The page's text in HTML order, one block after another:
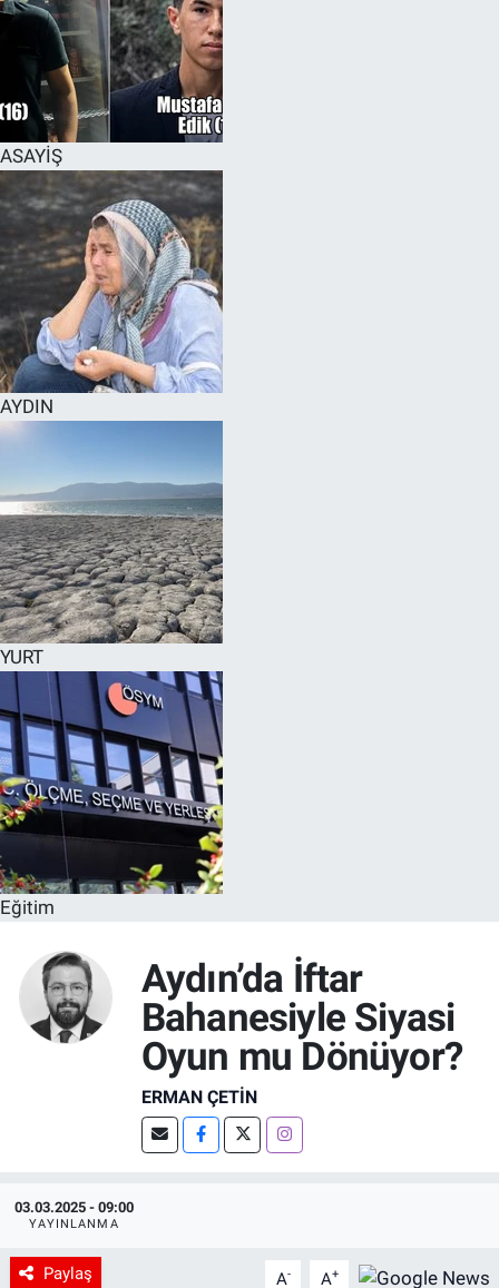
ASAYİŞ
AYDIN
YURT
Eğitim
Aydın’da İftar
Bahanesiyle Siyasi
Oyun mu Dönüyor?
ERMAN ÇETIN
03.03.2025 - 09:00
YAYINLANMA
Paylaş A- A+